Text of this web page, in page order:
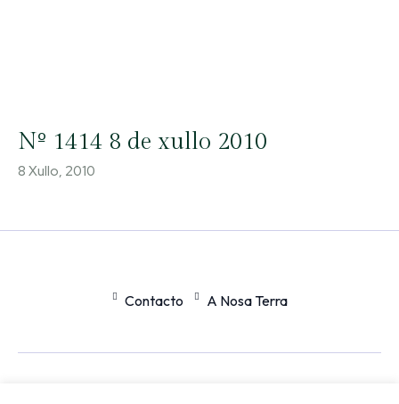
Nº 1414 8 de xullo 2010
8 Xullo, 2010
Contacto A Nosa Terra